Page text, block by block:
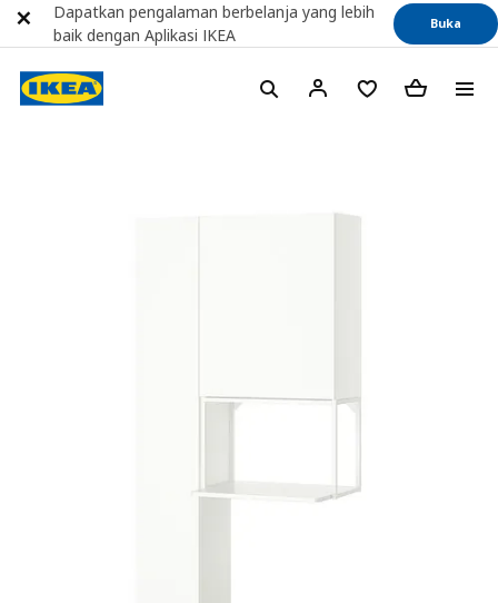
Dapatkan pengalaman berbelanja yang lebih
baik dengan Aplikasi IKEA
Buka